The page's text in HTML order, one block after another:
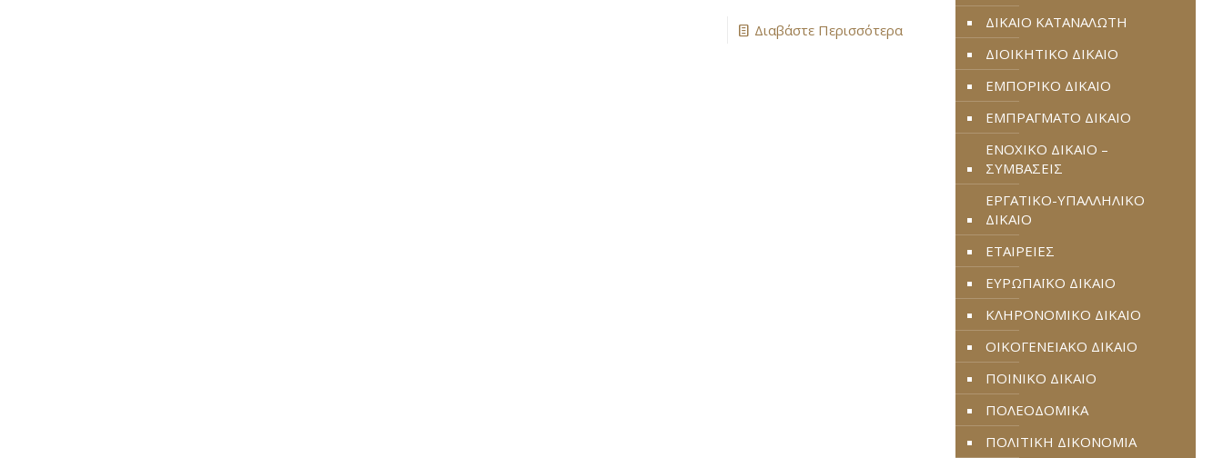
Διαβάστε Περισσότερα
ΔΙΚΑΙΟ ΚΑΤΑΝΑΛΩΤΗ
ΔΙΟΙΚΗΤΙΚΟ ΔΙΚΑΙΟ
ΕΜΠΟΡΙΚΟ ΔΙΚΑΙΟ
ΕΜΠΡΑΓΜΑΤΟ ΔΙΚΑΙΟ
ΕΝΟΧΙΚΟ ΔΙΚΑΙΟ –
ΣΥΜΒΑΣΕΙΣ
ΕΡΓΑΤΙΚΟ-ΥΠΑΛΛΗΛΙΚΟ
ΔΙΚΑΙΟ
ΕΤΑΙΡΕΙΕΣ
ΕΥΡΩΠΑΪΚΟ ΔΙΚΑΙΟ
ΚΛΗΡΟΝΟΜΙΚΟ ΔΙΚΑΙΟ
ΟΙΚΟΓΕΝΕΙΑΚΟ ΔΙΚΑΙΟ
ΠΟΙΝΙΚΟ ΔΙΚΑΙΟ
ΠΟΛΕΟΔΟΜΙΚΑ
ΠΟΛΙΤΙΚΗ ΔΙΚΟΝΟΜΙΑ